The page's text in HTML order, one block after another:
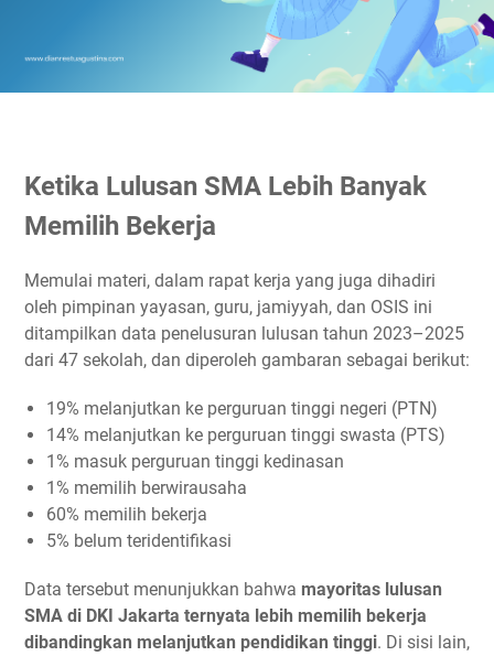
Ketika Lulusan SMA Lebih Banyak
Memilih Bekerja
Memulai materi, dalam rapat kerja yang juga dihadiri
oleh pimpinan yayasan, guru, jamiyyah, dan OSIS ini
ditampilkan data penelusuran lulusan tahun 2023–2025
dari 47 sekolah, dan diperoleh gambaran sebagai berikut:
19% melanjutkan ke perguruan tinggi negeri (PTN)
14% melanjutkan ke perguruan tinggi swasta (PTS)
1% masuk perguruan tinggi kedinasan
1% memilih berwirausaha
60% memilih bekerja
5% belum teridentifikasi
Data tersebut menunjukkan bahwa mayoritas lulusan
SMA di DKI Jakarta ternyata lebih memilih bekerja
dibandingkan melanjutkan pendidikan tinggi. Di sisi lain,